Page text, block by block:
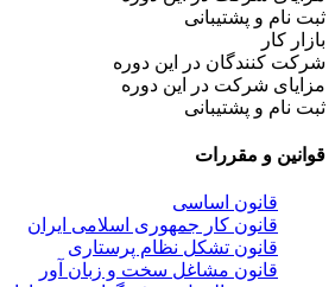
ثبت نام و پشتیبانی
بازار کار
شرکت کنندگان در این دوره
مزایای شرکت در این دوره
ثبت نام و پشتیبانی
قوانین و مقررات
قانون اساسی
قانون کار جمهوری اسلامی ایران
قانون تشکل نظام پرستاری
قانون مشاغل سخت و زبان آور